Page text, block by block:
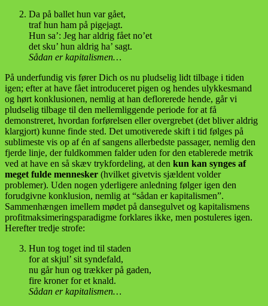
Da på ballet hun var gået,
traf hun ham på pigejagt.
Hun sa’: Jeg har aldrig fået no’et
det sku’ hun aldrig ha’ sagt.
Sådan er kapitalismen…
På underfundig vis fører Dich os nu pludselig lidt tilbage i tiden
igen; efter at have fået introduceret pigen og hendes ulykkesmand
og hørt konklusionen, nemlig at han deflorerede hende, går vi
pludselig tilbage til den mellemliggende periode for at få
demonstreret, hvordan forførelsen eller overgrebet (det bliver aldrig
klargjort) kunne finde sted. Det umotiverede skift i tid følges på
sublimeste vis op af én af sangens allerbedste passager, nemlig den
fjerde linje, der fuldkommen falder uden for den etablerede metrik
ved at have en så skæv trykfordeling, at den kun kan synges af
meget fulde mennesker (hvilket givetvis sjældent volder
problemer). Uden nogen yderligere anledning følger igen den
forudgivne konklusion, nemlig at “sådan er kapitalismen”.
Sammenhængen imellem mødet på dansegulvet og kapitalismens
profitmaksimeringsparadigme forklares ikke, men postuleres igen.
Herefter tredje strofe:
Hun tog toget ind til staden
for at skjul’ sit syndefald,
nu går hun og trækker på gaden,
fire kroner for et knald.
Sådan er kapitalismen…